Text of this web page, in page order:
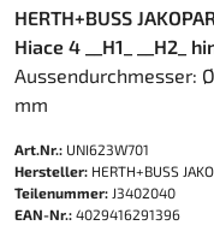
HERTH+BUSS
Hiace 4 __H1_ __H2_
Aussendurchmesser:
mm
Art.Nr.: UNI623W701
Hersteller: HERTH+BUSS
Teilenummer: J3402040
EAN-Nr.: 4029416291396